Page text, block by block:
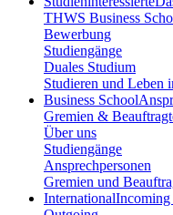
THWS Business
Bewerbung
Studiengänge
Duales Studium
Studieren und Leben
Business School
Gremien &
Über uns
Studiengänge
Ansprechpersonen
Gremien und
International